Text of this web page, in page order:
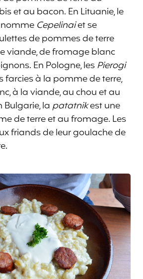
et au bacon. En Lituanie, le
Cepelinaiet se
de pommes de terre
viande, de fromage blanc
En Pologne, lesPierogi
farcies à la pomme de terre,
à la viande, au chou et au
lapatatnikest une
de terre et au fromage. Les
friands de leur goulache de